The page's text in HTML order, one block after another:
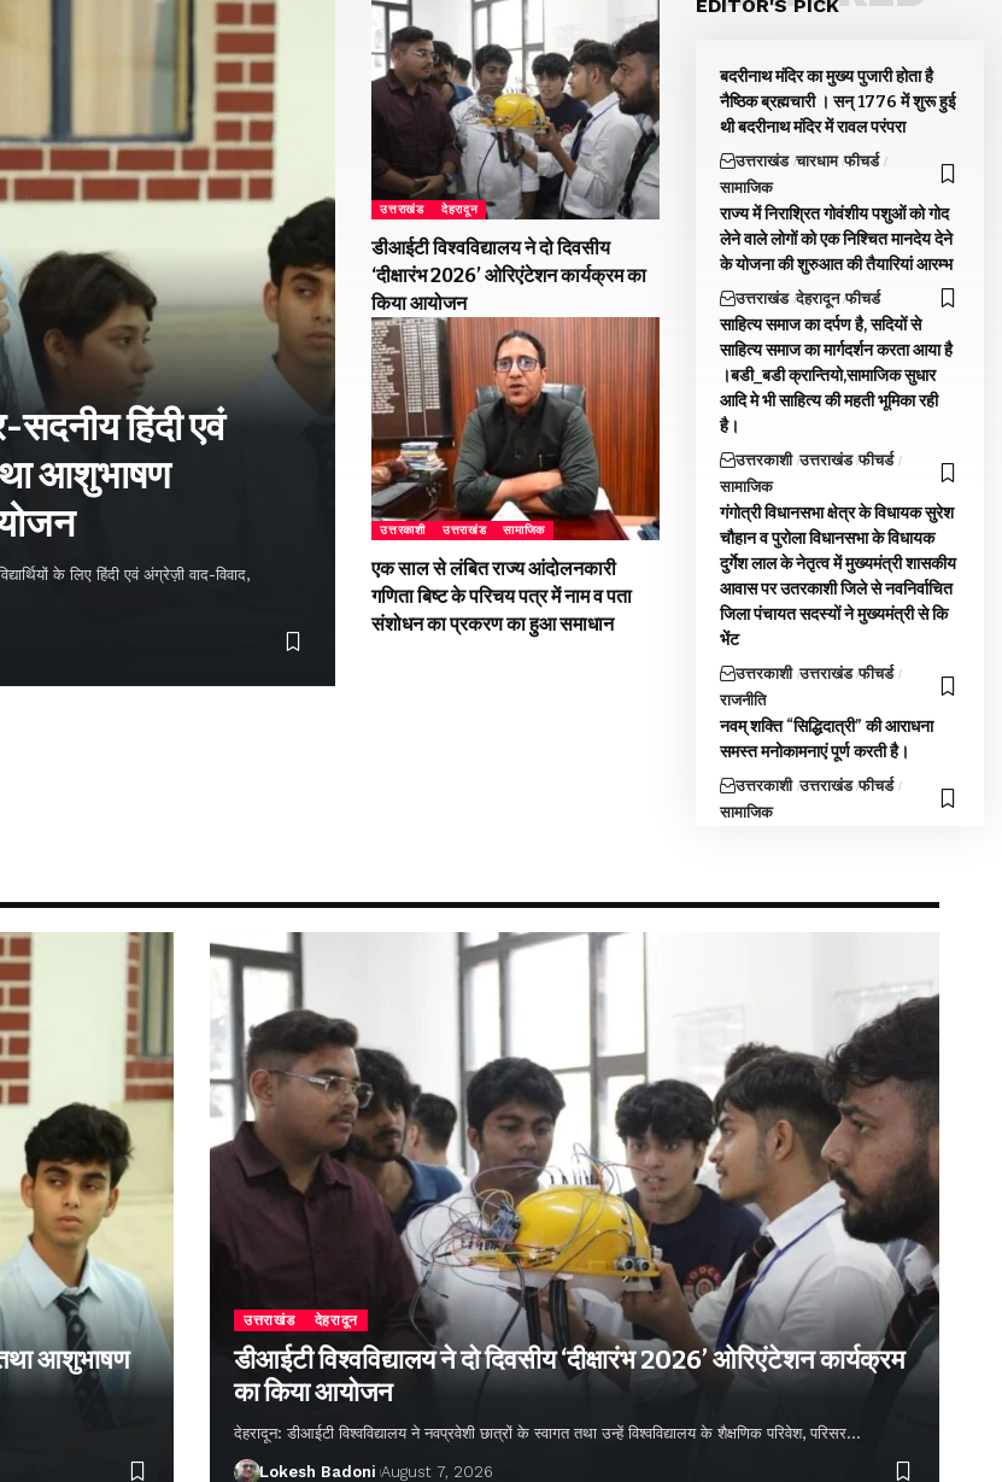
हिंदी एवं
आशुभाषण
के लिए हिंदी एवं अंग्रेज़ी वाद-विवाद,
उत्तराखंड देहरादून
डीआईटी विश्वविद्यालय ने दो दिवसीय
‘दीक्षारंभ 2026’ ओरिएंटेशन कार्यक्रम का
किया आयोजन
उत्तरकाशी उत्तराखंड सामाजिक
एक साल से लंबित राज्य आंदोलनकारी
गणिता बिष्ट के परिचय पत्र में नाम व पता
संशोधन का प्रकरण का हुआ समाधान
EDITOR'S PICK
बदरीनाथ मंदिर का मुख्य पुजारी होता है
नैष्ठिक ब्रह्मचारी । सन् 1776 में शुरू हुई
थी बदरीनाथ मंदिर में रावल परंपरा
उत्तराखंड चारधाम फीचर्ड
सामाजिक
राज्य में निराश्रित गोवंशीय पशुओं को गोद
लेने वाले लोगों को एक निश्चित मानदेय देने
के योजना की शुरुआत की तैयारियां आरम्भ
उत्तराखंड देहरादून फीचर्ड
साहित्य समाज का दर्पण है, सदियों से
साहित्य समाज का मार्गदर्शन करता आया है
।बडी_बडी क्रान्तियो,सामाजिक सुधार
आदि मे भी साहित्य की महती भूमिका रही
है।
उत्तरकाशी उत्तराखंड फीचर्ड
सामाजिक
गंगोत्री विधानसभा क्षेत्र के विधायक सुरेश
चौहान व पुरोला विधानसभा के विधायक
दुर्गेश लाल के नेतृत्व में मुख्यमंत्री शासकीय
आवास पर उतरकाशी जिले से नवनिर्वाचित
जिला पंचायत सदस्यों ने मुख्यमंत्री से कि
भेंट
उत्तरकाशी उत्तराखंड फीचर्ड
राजनीति
नवम् शक्ति “सिद्धिदात्री” की आराधना
समस्त मनोकामनाएं पूर्ण करती है।
उत्तरकाशी उत्तराखंड फीचर्ड
सामाजिक
आशुभाषण
उत्तराखंड देहरादून
डीआईटी विश्वविद्यालय ने दो दिवसीय ‘दीक्षारंभ 2026’ ओरिएंटेशन कार्यक्रम
का किया आयोजन
देहरादून: डीआईटी विश्वविद्यालय ने नवप्रवेशी छात्रों के स्वागत तथा उन्हें विश्वविद्यालय के शैक्षणिक परिवेश, परिसर…
Lokesh Badoni August 7, 2026